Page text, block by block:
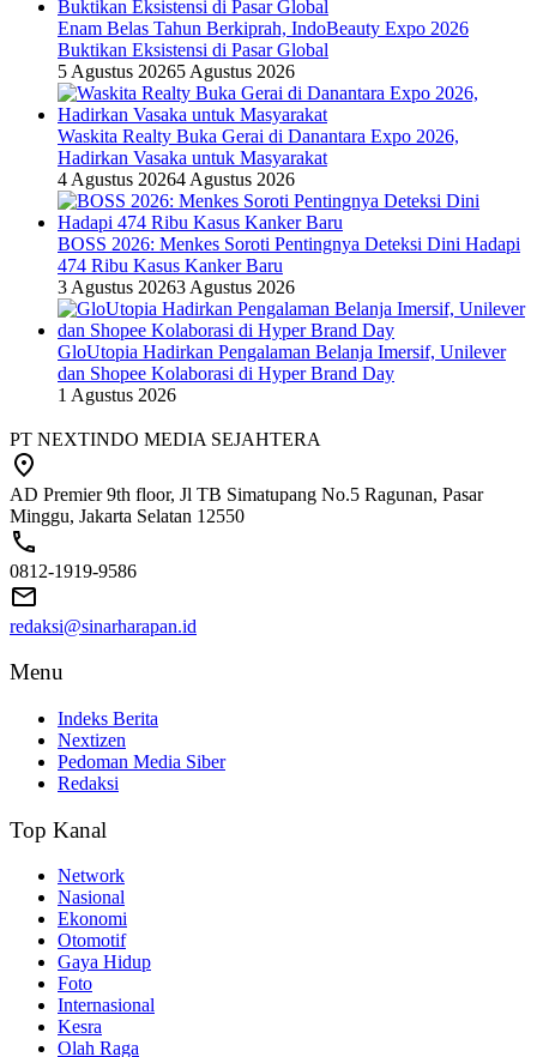
Enam Belas Tahun Berkiprah, IndoBeauty Expo 2026
Buktikan Eksistensi di Pasar Global
5 Agustus 20265 Agustus 2026
Waskita Realty Buka Gerai di Danantara Expo 2026,
Hadirkan Vasaka untuk Masyarakat
4 Agustus 20264 Agustus 2026
BOSS 2026: Menkes Soroti Pentingnya Deteksi Dini Hadapi
474 Ribu Kasus Kanker Baru
3 Agustus 20263 Agustus 2026
GloUtopia Hadirkan Pengalaman Belanja Imersif, Unilever
dan Shopee Kolaborasi di Hyper Brand Day
1 Agustus 2026
PT NEXTINDO MEDIA SEJAHTERA
AD Premier 9th floor, Jl TB Simatupang No.5 Ragunan, Pasar
Minggu, Jakarta Selatan 12550
0812-1919-9586
redaksi@sinarharapan.id
Menu
Indeks Berita
Nextizen
Pedoman Media Siber
Redaksi
Top Kanal
Network
Nasional
Ekonomi
Otomotif
Gaya Hidup
Foto
Internasional
Kesra
Olah Raga